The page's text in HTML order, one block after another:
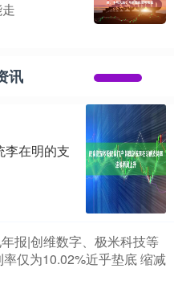
讯
李在明的支
报|创维数字、极米科技等
仅为10.02%近乎垫底 缩减